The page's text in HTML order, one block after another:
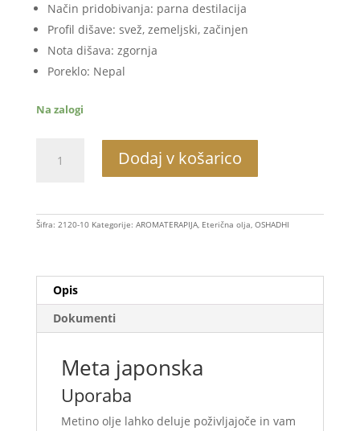
Način pridobivanja: parna destilacija
Profil dišave: svež, zemeljski, začinjen
Nota dišava: zgornja
Poreklo: Nepal
Na zalogi
japonska
Dodaj v košarico
Šifra: 2120-10 Kategorije: AROMATERAPIJA, Eterična olja, OSHADHI
Opis
Dokumenti
Meta japonska
Uporaba
Metino olje lahko deluje poživljajoče in vam